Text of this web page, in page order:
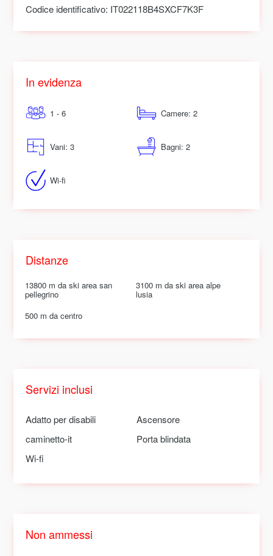
Codice identificativo: IT022118B4SXCF7K3F
In evidenza
1 - 6 Camere: 2
Vani: 3 Bagni: 2
Wi-fi
Distanze
13800 m da ski area san
pellegrino
3100 m da ski area alpe
lusia
500 m da centro
Servizi inclusi
Adatto per disabili
Ascensore
caminetto-it
Porta blindata
Wi-fi
Non ammessi